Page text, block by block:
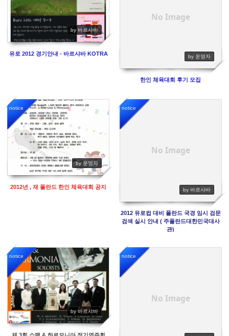
by 바르샤바
유로 2012 경기안내 - 바르샤바 KOTRA
No Image
by 운영자
한인 체육대회 후기 모집
notice
by 운영자
18587
2012년 , 재 폴란드 한인 체육대회 공지
No Image
notice
by 바르샤바
2012 유로컵 대비 폴란드 국경 임시 검문
검색 실시 안내 ( 주폴란드대한민국대사
관)
notice
by 바르샤바
16054
No Image
notice